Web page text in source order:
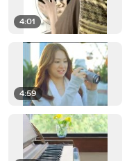
4:01
4:59